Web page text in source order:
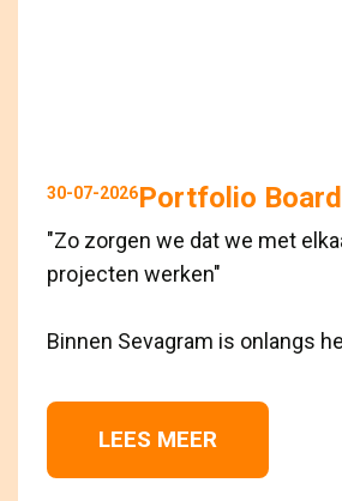
30-07-2026Portfolio
"Zo zorgen we dat we met
projecten werken"
Binnen Sevagram is onlangs
LEES MEER